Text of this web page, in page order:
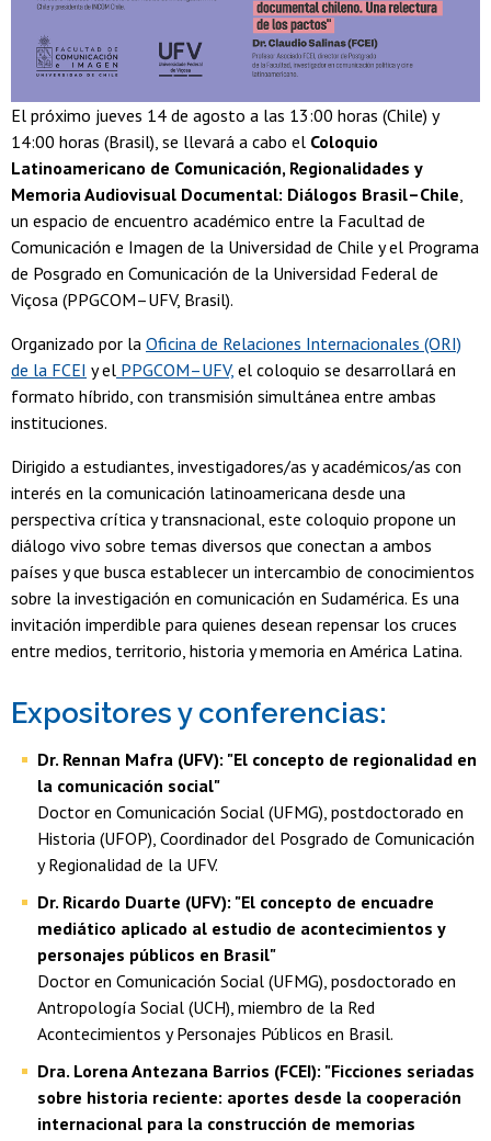
El próximo jueves 14 de agosto a las 13:00 horas (Chile) y
14:00 horas (Brasil), se llevará a cabo el Coloquio
Latinoamericano de Comunicación, Regionalidades y
Memoria Audiovisual Documental: Diálogos Brasil–Chile,
un espacio de encuentro académico entre la Facultad de
Comunicación e Imagen de la Universidad de Chile y el Programa
de Posgrado en Comunicación de la Universidad Federal de
Viçosa (PPGCOM–UFV, Brasil).
Organizado por la Oficina de Relaciones Internacionales (ORI)
de la FCEI y el PPGCOM–UFV, el coloquio se desarrollará en
formato híbrido, con transmisión simultánea entre ambas
instituciones.
Dirigido a estudiantes, investigadores/as y académicos/as con
interés en la comunicación latinoamericana desde una
perspectiva crítica y transnacional, este coloquio propone un
diálogo vivo sobre temas diversos que conectan a ambos
países y que busca establecer un intercambio de conocimientos
sobre la investigación en comunicación en Sudamérica. Es una
invitación imperdible para quienes desean repensar los cruces
entre medios, territorio, historia y memoria en América Latina.
Expositores y conferencias:
Dr. Rennan Mafra (UFV): "El concepto de regionalidad en
la comunicación social"
Doctor en Comunicación Social (UFMG), postdoctorado en
Historia (UFOP), Coordinador del Posgrado de Comunicación
y Regionalidad de la UFV.
Dr. Ricardo Duarte (UFV): "El concepto de encuadre
mediático aplicado al estudio de acontecimientos y
personajes públicos en Brasil"
Doctor en Comunicación Social (UFMG), posdoctorado en
Antropología Social (UCH), miembro de la Red
Acontecimientos y Personajes Públicos en Brasil.
Dra. Lorena Antezana Barrios (FCEI): "Ficciones seriadas
sobre historia reciente: aportes desde la cooperación
internacional para la construcción de memorias